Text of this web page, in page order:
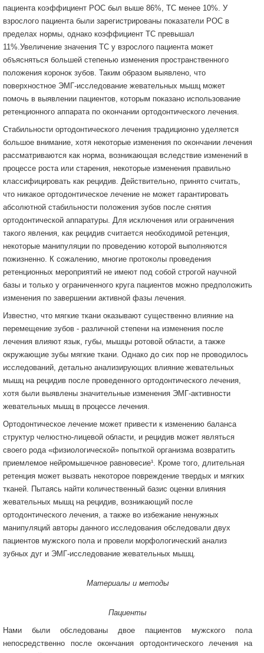
пациента коэффициент POC был выше 86%, ТС менее 10%. У
взрослого пациента были зарегистрированы показатели POC в
пределах нормы, однако коэффициент ТС превышал
11%.Увеличение значения ТС у взрослого пациента может
объясняться большей степенью изменения пространственного
положения коронок зубов. Таким образом выявлено, что
поверхностное ЭМГ-исследование жевательных мышц может
помочь в выявлении пациентов, которым показано использование
ретенционного аппарата по окончании ортодонтического лечения.
Стабильности ортодонтического лечения традиционно уделяется
большое внимание, хотя некоторые изменения по окончании лечения
рассматриваются как норма, возникающая вследствие изменений в
процессе роста или старения, некоторые изменения правильно
классифицировать как рецидив. Действительно, принято считать,
что никакое ортодонтическое лечение не может гарантировать
абсолютной стабильности положения зубов после снятия
ортодонтической аппаратуры. Для исключения или ограничения
такого явления, как рецидив считается необходимой ретенция,
некоторые манипуляции по проведению которой выполняются
пожизненно. К сожалению, многие протоколы проведения
ретенционных мероприятий не имеют под собой строгой научной
базы и только у ограниченного круга пациентов можно предположить
изменения по завершении активной фазы лечения.
Известно, что мягкие ткани оказывают существенно влияние на
перемещение зубов - различной степени на изменения после
лечения влияют язык, губы, мышцы ротовой области, а также
окружающие зубы мягкие ткани. Однако до сих пор не проводилось
исследований, детально анализирующих влияние жевательных
мышц на рецидив после проведенного ортодонтического лечения,
хотя были выявлены значительные изменения ЭМГ-активности
жевательных мышц в процессе лечения.
Ортодонтическое лечение может привести к изменению баланса
структур челюстно-лицевой области, и рецидив может являться
своего рода «физиологической» попыткой организма возвратить
приемлемое нейромышечное равновесие¹. Кроме того, длительная
ретенция может вызвать некоторое повреждение твердых и мягких
тканей. Пытаясь найти количественный базис оценки влияния
жевательных мышц на рецидив, возникающий после
ортодонтического лечения, а также во избежание ненужных
манипуляций авторы данного исследования обследовали двух
пациентов мужского пола и провели морфологический анализ
зубных дуг и ЭМГ-исследование жевательных мышц.
Материалы и методы
Пациенты
Нами были обследованы двое пациентов мужского пола
непосредственно после окончания ортодонтического лечения на